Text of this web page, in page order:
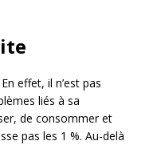
effet, il n’est pas
liés à sa
de consommer et
pas les 1 %. Au-delà